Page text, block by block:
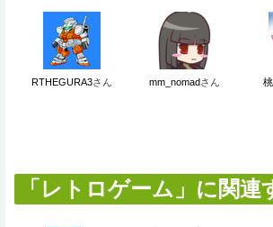
RTHEGURA3さん mm_nomadさん
「レトロゲーム」に関連